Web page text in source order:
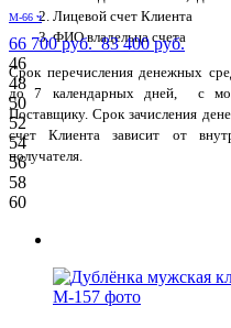
Лицевой счет Клиента
ФИО владельца счета
Срок перечисления денежных
до 7 календарных дней, с
Поставщику. Срок зачисления
счет Клиента зависит от
получателя.
М-66 ч
66 700 руб. 83 400 руб.
46
48
50
52
54
56
58
60